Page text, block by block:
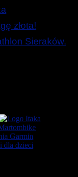
złota!
Sieraków.